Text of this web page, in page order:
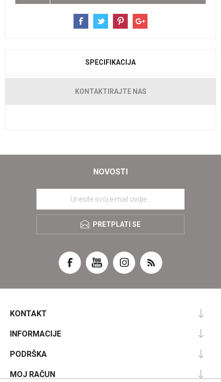
SPECIFIKACIJA
KONTAKTIRAJTE NAS
NOVOSTI
PRETPLATI SE
KONTAKT
INFORMACIJE
PODRŠKA
MOJ RAČUN